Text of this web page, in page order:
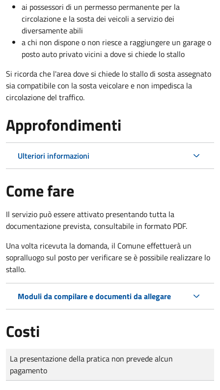
ai possessori di un permesso permanente per la
circolazione e la sosta dei veicoli a servizio dei
diversamente abili
a chi non dispone o non riesce a raggiungere un garage o
posto auto privato vicini a dove si chiede lo stallo
Si ricorda che l'area dove si chiede lo stallo di sosta assegnato
sia compatibile con la sosta veicolare e non impedisca la
circolazione del traffico.
Approfondimenti
Ulteriori informazioni
Come fare
Il servizio può essere attivato presentando tutta la
documentazione prevista, consultabile in formato PDF.
Una volta ricevuta la domanda, il Comune effettuerà un
sopralluogo sul posto per verificare se è possibile realizzare lo
stallo.
Moduli da compilare e documenti da allegare
Costi
Tipo di pagamento
Importo
La presentazione della pratica non prevede alcun
pagamento